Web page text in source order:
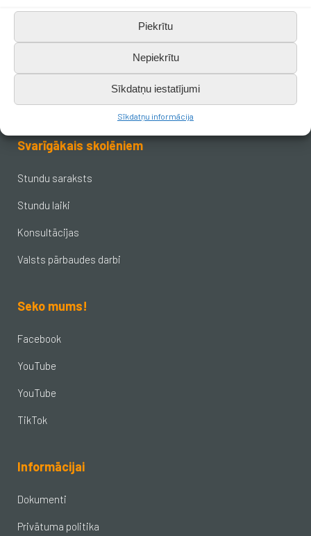
Piekrītu
Nepiekrītu
Sīkdatņu iestatījumi
Sīkdatņu informācija
skola.broceni@saldus.lv
_DEFAULT@40900017625
Ezera iela 6, Brocēni, LV-3851
Svarīgākais skolēniem
Stundu saraksts
Stundu laiki
Konsultācijas
Valsts pārbaudes darbi
Seko mums!
Facebook
YouTube
YouTube
TikTok
Informācijai
Dokumenti
Privātuma politika